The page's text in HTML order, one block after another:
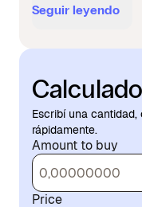
Seguir leyendo
Escribí una
rápidamente.
Amount to buy
Price